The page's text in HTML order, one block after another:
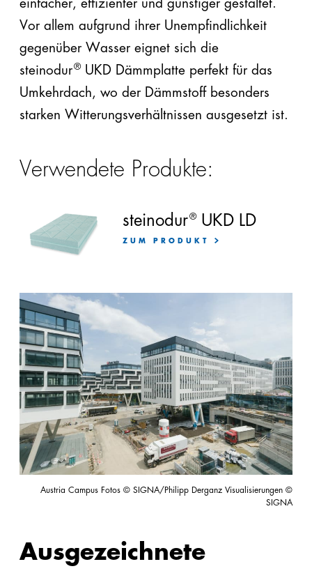
einfacher, effizienter und günstiger gestaltet.
Vor allem aufgrund ihrer Unempfindlichkeit
gegenüber Wasser eignet sich die
steinodur®UKD Dämmplatte perfekt für das
Umkehrdach, wo der Dämmstoff besonders
starken Witterungsverhältnissen ausgesetzt ist.
Verwendete Produkte:
steinodur®UKD LD
ZUM PRODUKT
Austria Campus Fotos © SIGNA/Philipp Derganz Visualisierungen ©
SIGNA
Ausgezeichnete